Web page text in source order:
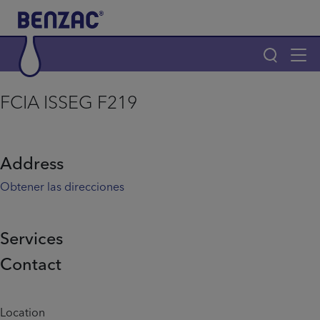
Skip to main content
Main navigation
¿Por qué elegir Benzac?
Home
Info menu
FCIA ISSEG F219
Address
Obtener las direcciones
Services
Contact
Location